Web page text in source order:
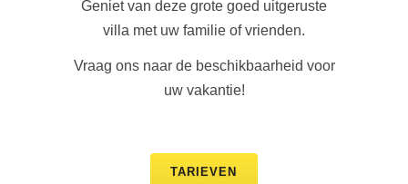
Geniet van deze grote goed uitgeruste
villa met uw familie of vrienden.
Vraag ons naar de beschikbaarheid voor
uw vakantie!
TARIEVEN